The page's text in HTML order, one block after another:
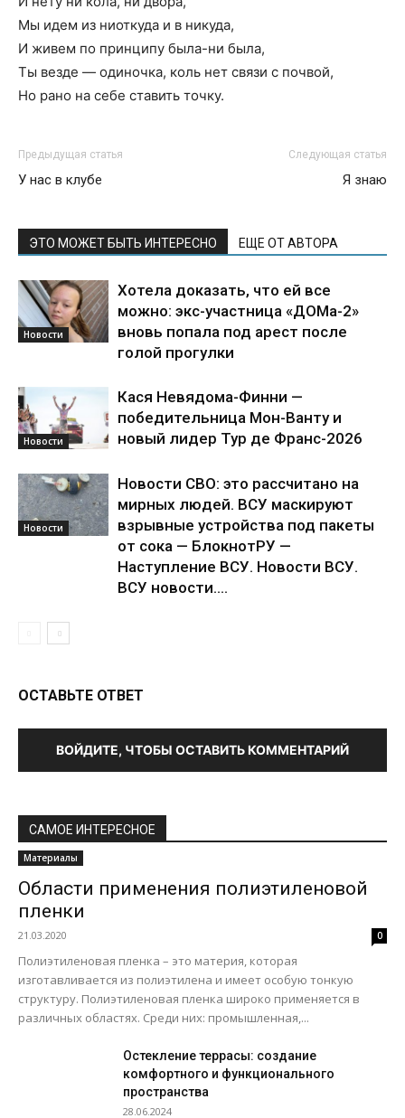
Мы идем из ниоткуда и в никуда,
И живем по принципу была-ни была,
Ты везде — одиночка, коль нет связи с почвой,
Но рано на себе ставить точку.
Предыдущая статья
У нас в клубе
Следующая статья
Я знаю
ЭТО МОЖЕТ БЫТЬ ИНТЕРЕСНО ЕЩЕ ОТ АВТОРА
Новости
Хотела доказать, что ей все
можно: экс-участница «ДОМа-2»
вновь попала под арест после
голой прогулки
Новости
Кася Невядома-Финни —
победительница Мон-Ванту и
новый лидер Тур де Франс-2026
Новости
Новости СВО: это рассчитано на
мирных людей. ВСУ маскируют
взрывные устройства под пакеты
от сока — БлокнотРУ —
Наступление ВСУ. Новости ВСУ.
ВСУ новости....
ОСТАВЬТЕ ОТВЕТ
ВОЙДИТЕ, ЧТОБЫ ОСТАВИТЬ КОММЕНТАРИЙ
САМОЕ ИНТЕРЕСНОЕ
Материалы
Области применения полиэтиленовой
пленки
21.03.2020 0
Полиэтиленовая пленка – это материя, которая
изготавливается из полиэтилена и имеет особую тонкую
структуру. Полиэтиленовая пленка широко применяется в
различных областях. Среди них: промышленная,...
Остекление террасы: создание
комфортного и функционального
пространства
28.06.2024